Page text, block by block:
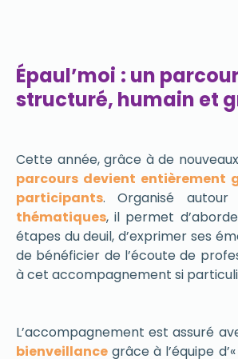
Épaul’moi : un
structuré, humain et
Cette année, grâce à de
parcours devient entièrement
participants. Organisé
thématiques, il permet
étapes du deuil, d’exprimer ses
de bénéficier de l’écoute de
à cet accompagnement si
L’accompagnement est assuré
bienveillance grâce à l’équipe